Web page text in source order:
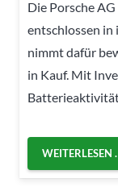
Die Porsche
entschlossen
nimmt dafür
in Kauf. Mit
WEITERLESEN